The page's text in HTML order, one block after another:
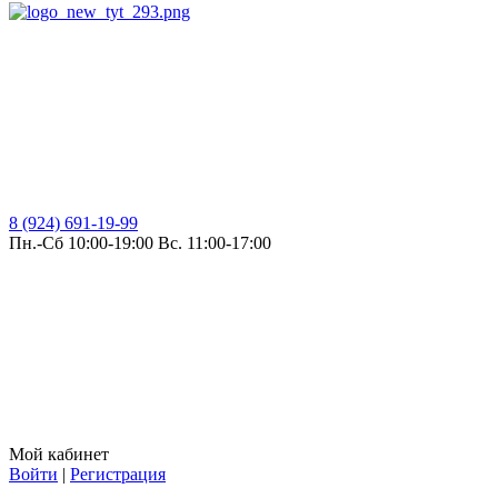
8 (924) 691-19-99
Пн.-Сб 10:00-19:00 Вс. 11:00-17:00
Мой кабинет
Войти | Регистрация